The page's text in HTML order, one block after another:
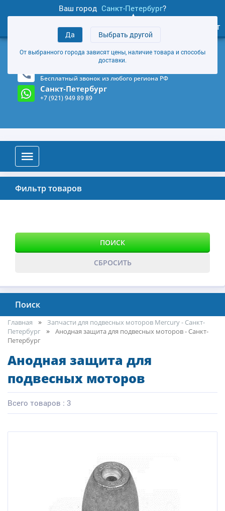
Ваш город Санкт-Петербург?
Да Выбрать другой
От выбранного города зависят цены, наличие товара и способы
доставки.
товаров
Личный кабинет
+7 (921) 949 89 89
Магазин и склад в Санкт-Петербурге (Карта)
Бесплатный звонок из любого региона РФ
Санкт-Петербург
+7 (921) 949 89 89
Фильтр товаров
ПОИСК
СБРОСИТЬ
Поиск
Главная
Запчасти для подвесных моторов Mercury - Санкт-
Петербург
Анодная защита для подвесных моторов - Санкт-
Петербург
Анодная защита для
подвесных моторов
Всего товаров : 3